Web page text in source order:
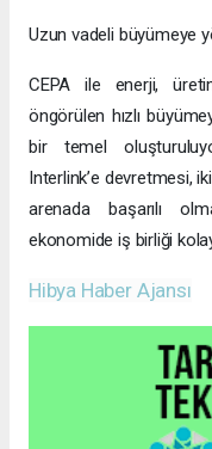
Uzun vadeli büyümeye
CEPA ile enerji,
öngörülen hızlı
bir temel
Interlink’e devretmesi,
arenada başarılı
ekonomide iş birliği
Hibya Haber Ajansı